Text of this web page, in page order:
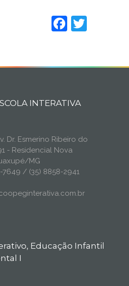
INTERATIVA
Dr. Esmerino Ribeiro do
- Residencial Nova
MG
7649 / (35) 8858-2941
Educação Infantil
I